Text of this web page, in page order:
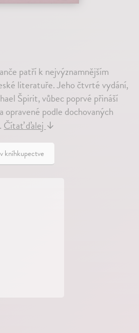
patří k nejvýznamnějším
literatuře. Jeho čtvrté vydání,
Špirit, vůbec poprvé přináší
opravené podle dochovaných
Čítať ďalej↓
kníhkupectve